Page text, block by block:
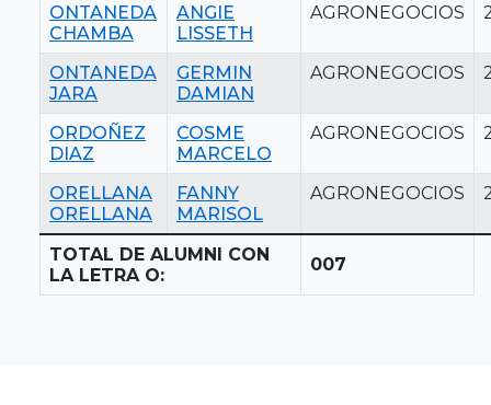
ONTANEDA
CHAMBA
ANGIE
LISSETH
AGRONEGOCIOS
ONTANEDA
JARA
GERMIN
DAMIAN
AGRONEGOCIOS
ORDOÑEZ
DIAZ
COSME
MARCELO
AGRONEGOCIOS
ORELLANA
ORELLANA
FANNY
MARISOL
AGRONEGOCIOS
TOTAL DE ALUMNI CON
LA LETRA O:
007